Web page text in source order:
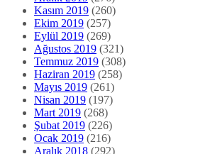
Kasım 2019 (260)
Ekim 2019 (257)
Eylül 2019 (269)
Ağustos 2019 (321)
Temmuz 2019 (308)
Haziran 2019 (258)
Mayıs 2019 (261)
Nisan 2019 (197)
Mart 2019 (268)
Şubat 2019 (226)
Ocak 2019 (216)
Aralık 2018 (292)